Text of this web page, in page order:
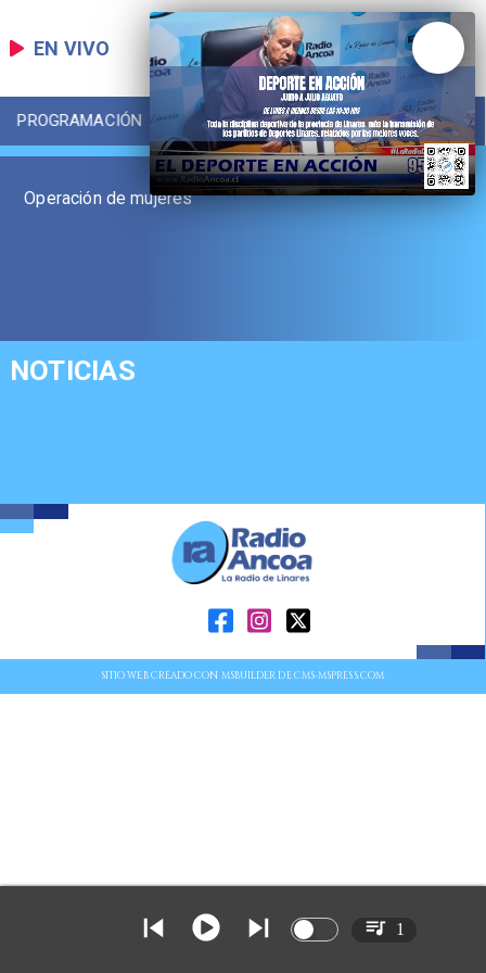
EN VIVO
PROGRAMACIÓN LOCAL DEPORTES
Operación de mujeres
NOTICIAS
SITIO WEB CREADO CON MSBUILDER DE CMS-MSPRESS.COM
1